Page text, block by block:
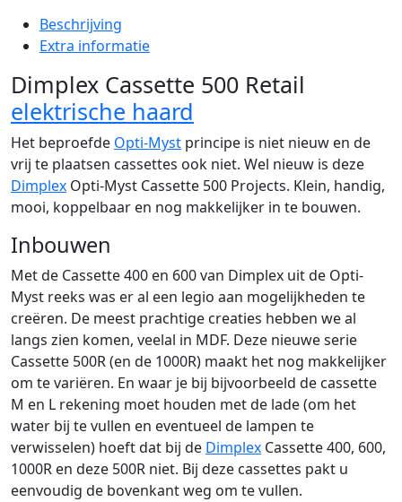
Beschrijving
Extra informatie
Dimplex Cassette 500 Retail
elektrische haard
Het beproefde Opti-Myst principe is niet nieuw en de
vrij te plaatsen cassettes ook niet. Wel nieuw is deze
Dimplex Opti-Myst Cassette 500 Projects. Klein, handig,
mooi, koppelbaar en nog makkelijker in te bouwen.
Inbouwen
Met de Cassette 400 en 600 van Dimplex uit de Opti-
Myst reeks was er al een legio aan mogelijkheden te
creëren. De meest prachtige creaties hebben we al
langs zien komen, veelal in MDF. Deze nieuwe serie
Cassette 500R (en de 1000R) maakt het nog makkelijker
om te variëren. En waar je bij bijvoorbeeld de cassette
M en L rekening moet houden met de lade (om het
water bij te vullen en eventueel de lampen te
verwisselen) hoeft dat bij de Dimplex Cassette 400, 600,
1000R en deze 500R niet. Bij deze cassettes pakt u
eenvoudig de bovenkant weg om te vullen.